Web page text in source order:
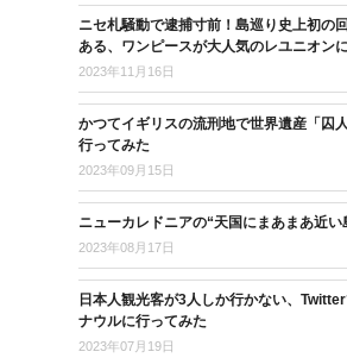
ニセ札騒動で逮捕寸前！島巡り史上初の
ある、ワンピースが大人気のレユニオン
2023年11月16日
かつてイギリスの流刑地で世界遺産「囚
行ってみた
2023年09月15日
ニューカレドニアの“天国にまあまあ近い
2023年08月17日
日本人観光客が3人しか行かない、
ナウルに行ってみた
2023年07月19日